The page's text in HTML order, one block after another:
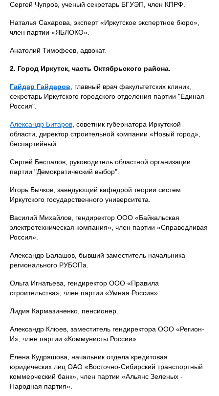
Сергей Чупров, ученый секретарь БГУЭП, член КПРФ.
Наталья Сахарова, эксперт «Иркутское экспертное бюро»,
член партии «ЯБЛОКО».
Анатолий Тимофеев, адвокат.
2. Город Иркутск, часть Октябрьского района.
Гайдар Гайдаров , главный врач факультетских клиник,
секретарь Иркутского городского отделения партии "Единая
Россия".
Александр Битаров , советник губернатора Иркутской
области, директор строительной компании «Новый город»,
беспартийный.
Сергей Беспалов, руководитель областной организации
партии "Демократический выбор".
Игорь Бычков, заведующий кафедрой теории систем
Иркутского государственного университета.
Василий Михайлов, гендиректор ООО «Байкальская
электротехническая компания», член партии «Справедливая
Россия».
Александр Балашов, бывший заместитель начальника
регионального РУБОПа.
Ольга Игнатьева, гендиректор ООО «Правила
строительства», член партии «Умная Россия».
Лидия Кармазиненко, пенсионер.
Александр Клюев, заместитель гендиректора ООО «Регион-
И», член партии «Коммунисты России».
Елена Кудряшова, начальник отдела кредитовая
юридических лиц ОАО «Восточно-Сибирский транспортный
коммерческий банк», член партии «Альянс Зеленых -
Народная партия».